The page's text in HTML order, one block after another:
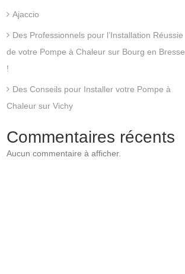
Ajaccio
Des Professionnels pour l’Installation Réussie
de votre Pompe à Chaleur sur Bourg en Bresse
!
Des Conseils pour Installer votre Pompe à
Chaleur sur Vichy
Commentaires récents
Aucun commentaire à afficher.